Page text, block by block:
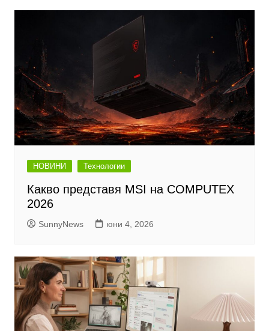
НОВИНИ Технологии
Какво представя MSI на COMPUTEX
2026
SunnyNews юни 4, 2026